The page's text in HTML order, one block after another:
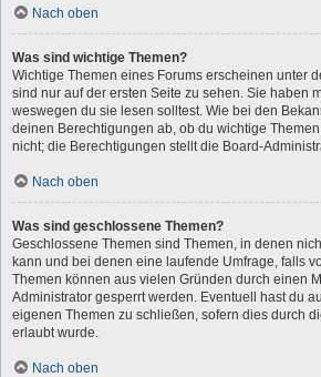
Nach oben
Was sind wichtige Themen?
Wichtige Themen eines Forums erscheinen unter
sind nur auf der ersten Seite zu sehen. Sie haben
weswegen du sie lesen solltest. Wie bei den
deinen Berechtigungen ab, ob du wichtige
nicht; die Berechtigungen stellt die Board-
Nach oben
Was sind geschlossene Themen?
Geschlossene Themen sind Themen, in denen
kann und bei denen eine laufende Umfrage, falls
Themen können aus vielen Gründen durch einen
Administrator gesperrt werden. Eventuell hast du
eigenen Themen zu schließen, sofern dies durch
erlaubt wurde.
Nach oben